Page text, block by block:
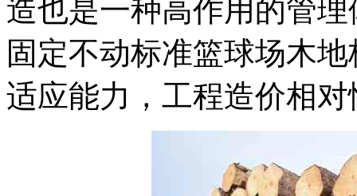
造也是一种高作用的管
固定不动标准篮球场木
适应能力，工程造价相